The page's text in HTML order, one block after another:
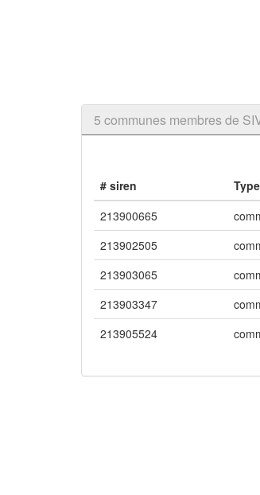
5 communes membres de
# siren Type
213900665
213902505
213903065
213903347
213905524